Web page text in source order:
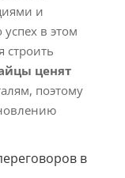
и
в этом
строить
ценят
поэтому
в